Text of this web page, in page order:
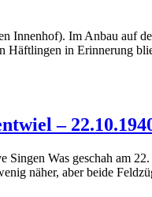
Innenhof). Im Anbau auf
Häftlingen in Erinnerung
–
Was geschah am
näher, aber beide